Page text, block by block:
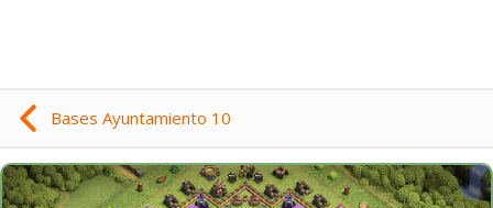
Bases Ayuntamiento 10